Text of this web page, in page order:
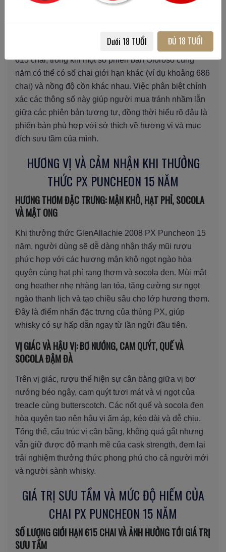
Phiên bản PX Puncheon số 805428 có tuổi rượu 15
năm và nồng độ 54.1% ABV, với số lượng giới hạn
615 chai, trong khi một số phiên bản Oloroso cùng
năm có thể có số chai giới hạn khác (ví dụ khoảng 686
chai) và nồng độ cồn khác nhau. Việc phân biệt chính
xác các thông số này giúp người mua tránh nhầm lẫn
giữa các phiên bản tương tự, đồng thời hiểu rõ đâu là
phiên bản phù hợp với sở thích về hương vị và mục
đích sưu tầm của mình.
HƯƠNG VỊ VÀ CẢM NHẬN KHI THƯỞNG
THỨC PX PUNCHEON 15 NĂM
HƯƠNG THƠM ĐẶC TRƯNG: MẬN KHÔ, HẠT PHỈ, SOCOLA
VÀ MẬT ONG
Khi thưởng thức GlenAllachie 2008 PX Puncheon 15
năm, người dùng sẽ dễ dàng nhận thấy mũi rượu
phức hợp với các hương mận khô ngọt ngào hòa
quyện cùng hạt phỉ rang thơm và socola đen. Mùi mật
ong heather nhẹ nhàng lan tỏa, tăng cường sự ngọt
ngào thanh lịch và tạo chiều sâu cho lớp hương thơm.
Đây là điểm nhấn đặc trưng của thùng PX, giúp
whisky có sự hấp dẫn ngay từ lần ngửi đầu tiên.
VỊ GIÁC VÀ HẬU VỊ: BƠ NƯỚNG, CAM QUÝT, QUẾ VÀ
SOCOLA ĐẬM ĐÀ
Trên vị giác, rượu thể hiện sự cân bằng giữa vị bơ
nướng béo ngậy, cam quýt tươi mát và vị ngọt của
treacle cùng butterscotch. Các nốt quế và socola đen
hòa quyện tạo nên hậu vị ấm áp, kéo dài và dễ chịu.
Tổng thể, cấu trúc vị cân bằng, không quá gắt nhưng
vẫn giữ được độ mạnh mẽ của cask strength, đem lại
trải nghiệm thưởng thức phong phú cho cả người mới
và người sành whisky.
GIÁ TRỊ SƯU TẦM VÀ MỨC ĐỘ HIẾM CỦA
CHAI PX PUNCHEON 15 NĂM
SỐ LƯỢNG GIỚI HẠN 615 CHAI VÀ ẢNH HƯỞNG TỚI GIÁ TRỊ
SƯU TẦM
Dưới 18 TUỔI ĐỦ 18 TUỔI